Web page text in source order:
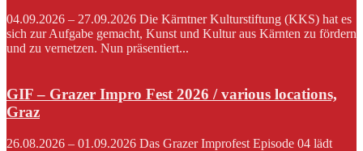
04.09.2026 – 27.09.2026 Die Kärntner Kulturstiftung (KKS) hat es
sich zur Aufgabe gemacht, Kunst und Kultur aus Kärnten zu fördern
und zu vernetzen. Nun präsentiert...
GIF – Grazer Impro Fest 2026 / various locations,
Graz
26.08.2026 – 01.09.2026 Das Grazer Improfest Episode 04 lädt